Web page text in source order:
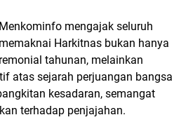
mengajak seluruh
Harkitnas bukan hanya
tahunan, melainkan
atas sejarah perjuangan bangsa
kesadaran, semangat
terhadap penjajahan.